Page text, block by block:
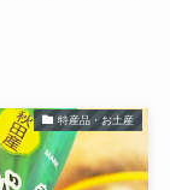
特産品・お土産